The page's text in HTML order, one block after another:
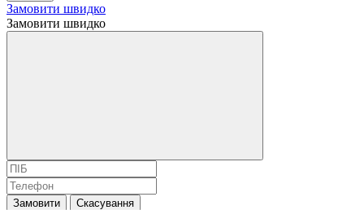
Замовити швидко
Замовити швидко
Замовити Скасування